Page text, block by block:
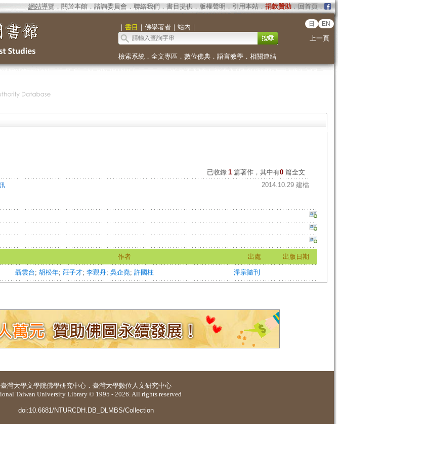
網站導覽 ． 關於本館． 諮詢委員會． 聯絡我們 ． 書目提供． 版權聲明 ． 引用本站． 捐款贊助．回首頁．
｜ 書目 ｜ 佛學著者｜ 站內 ｜ 日 EN
上一頁
檢索系統． 全文專區 ． 數位佛典． 語言教學． 相關連結
已收錄 1 篇著作，其中有0篇全文
2014.10.29 建檔
作者 出處 出版日期
聶雲台; 胡松年; 莊子才; 李覲丹; 吳企堯; 許國柱 淨宗隨刊
臺灣大學文學院佛學研究中心 ． 臺灣大學數位人文研究中心
Taiwan University Library © 1995 - 2026. All rights reserved
doi:10.6681/NTURCDH.DB_DLMBS/Collection